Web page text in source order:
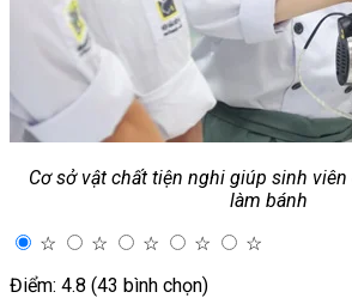
Cơ sở vật chất tiện nghi giúp sinh
làm bánh
☆
☆ ☆ ☆
☆
Điểm: 4.8 (43 bình chọn)